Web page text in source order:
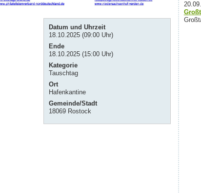
Datum und Uhrzeit
18.10.2025 (09:00 Uhr)
Ende
18.10.2025 (15:00 Uhr)
Kategorie
Tauschtag
Ort
Hafenkantine
Gemeinde/Stadt
18069 Rostock